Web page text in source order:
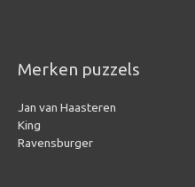
Merken puzzels
Jan van Haasteren
King
Ravensburger